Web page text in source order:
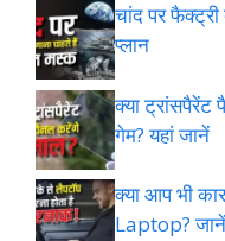
चांद पर
प्लान
क्या ट्रांसपैरेंट
गेम? यहां जानें
क्या आप भी
Laptop? जानें